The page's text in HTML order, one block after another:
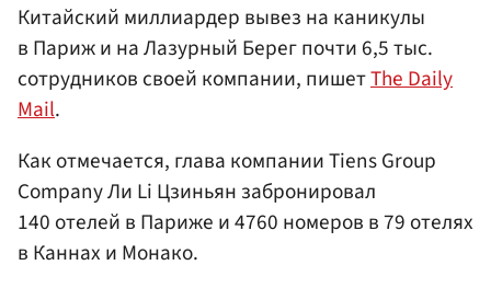
Китайский миллиардер вывез на каникулы
в Париж и на Лазурный Берег почти 6,5 тыс.
сотрудников своей компании, пишетThe Daily
Mail.
Как отмечается, глава компании Tiens Group
Company Ли Li Цзиньян забронировал
140 отелей в Париже и 4760 номеров в 79 отелях
в Каннах и Монако.